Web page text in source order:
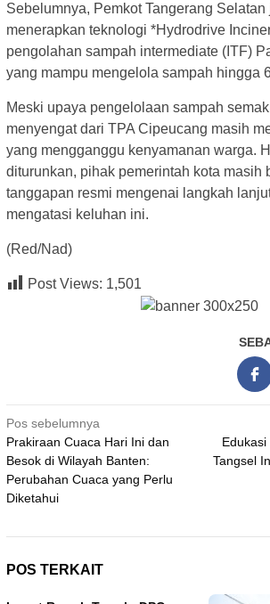
Sebelumnya, Pemkot Tangerang Selatan
menerapkan teknologi *Hydrodrive
pengolahan sampah intermediate (ITF)
yang mampu mengelola sampah hingga
Meski upaya pengelolaan sampah
menyengat dari TPA Cipeucang masih
yang mengganggu kenyamanan warga.
diturunkan, pihak pemerintah kota masih
tanggapan resmi mengenai langkah
mengatasi keluhan ini.
(Red/Nad)
Post Views: 1,501
Navigasi
pos
Pos sebelumnya
Prakiraan Cuaca Hari Ini dan
Besok di Wilayah Banten:
Perubahan Cuaca yang Perlu
Diketahui
Tangsel
POS TERKAIT